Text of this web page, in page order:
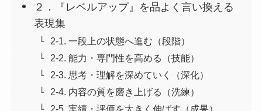
２．『レベルアップ』を品よく言い換える
表現集
2-1. 一段上の状態へ進む（段階）
2-2. 能力・専門性を高める（技能）
2-3. 思考・理解を深めていく（深化）
2-4. 内容の質を磨き上げる（洗練）
2-5. 実績・評価を大きく伸ばす（成果）